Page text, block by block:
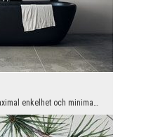
Personer som uppskattar maximal enkelhet och minimalism på högsta nivå kommer säkert att bli nöjd...